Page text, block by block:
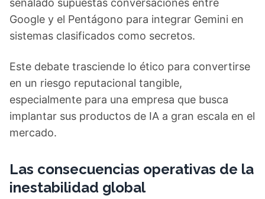
señalado supuestas conversaciones entre
Google y el Pentágono para integrar Gemini en
sistemas clasificados como secretos.
Este debate trasciende lo ético para convertirse
en un riesgo reputacional tangible,
especialmente para una empresa que busca
implantar sus productos de IA a gran escala en el
mercado.
Las consecuencias operativas de la
inestabilidad global